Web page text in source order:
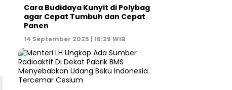
Cara Budidaya Kunyit di Polybag
agar Cepat Tumbuh dan Cepat
Panen
14 September 2025 | 16:29 WIB